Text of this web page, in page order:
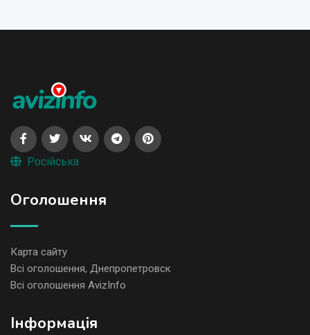
Російська
Оголошення
Карта сайту
Всі оголошення, Днепропетровск
Всі оголошення AvizInfo
Iнформація